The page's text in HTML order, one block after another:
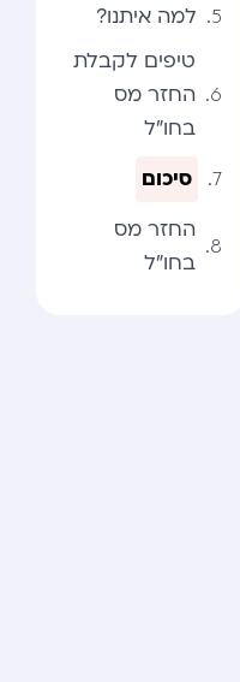
למה איתנו?
טיפים לקבלת
החזר מס
בחו”ל
סיכום
החזר מס
בחו”ל